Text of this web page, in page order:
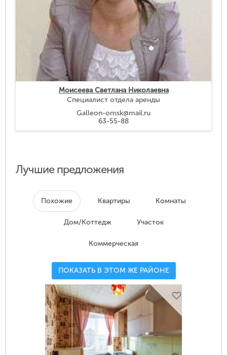
Моисеева Светлана Николаевна
Специалист отдела аренды
Galleon-omsk@mail.ru
63-55-88
Лучшие предложения
Похожие Квартиры Комнаты
Дом/Коттедж Участок
Коммерческая
ПОКАЗАТЬ В ЭТОМ ЖЕ РАЙОНЕ